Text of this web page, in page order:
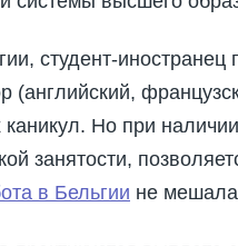
студент-
(английский,
Но при
занятости,
в Бельгии не мешала